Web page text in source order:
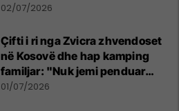
02/07/2026
Çifti i ri nga Zvicra zhvendoset
në Kosovë dhe hap kamping
familjar: "Nuk jemi penduar
asnjë ditë"
01/07/2026